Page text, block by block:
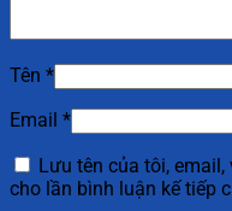
Tên *
Email *
Lưu tên của tôi,
cho lần bình luận kế tiếp